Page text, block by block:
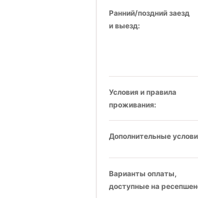
Ранний/поздний заезд
и выезд:
Условия и правила
проживания:
Дополнительные
Варианты оплаты,
доступные на